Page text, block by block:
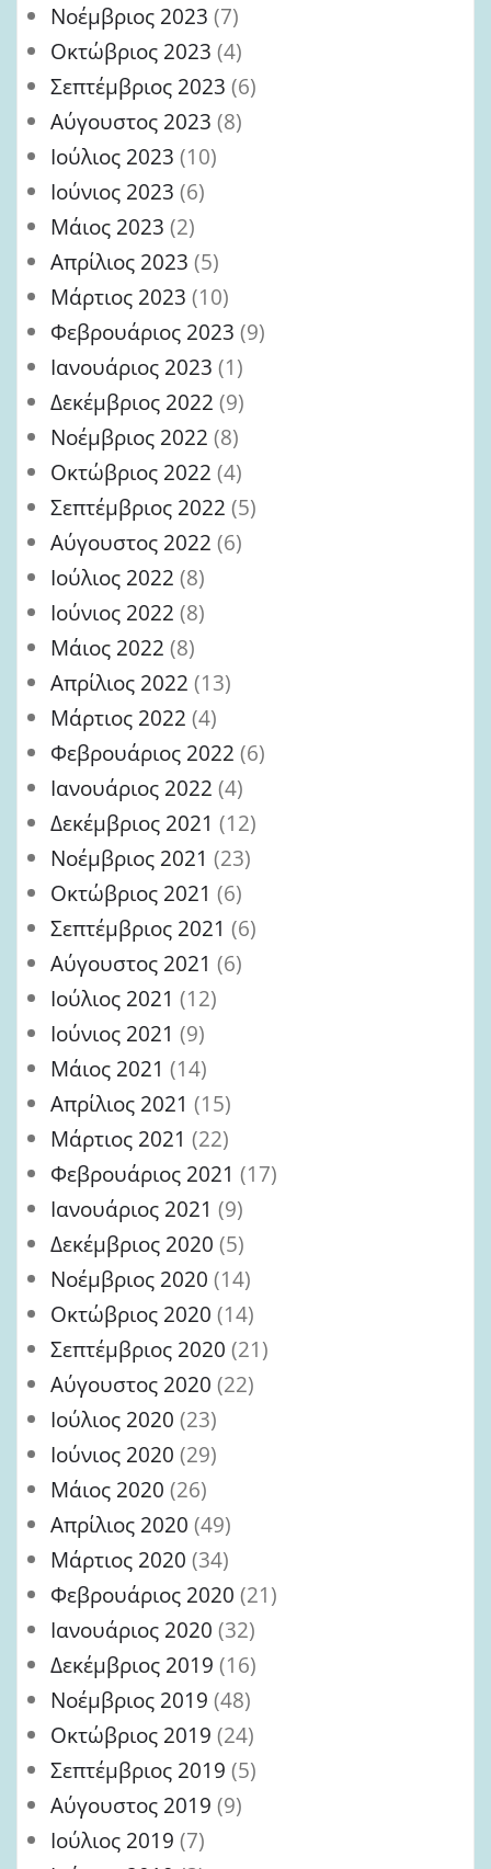
Νοέμβριος 2023 (7)
Οκτώβριος 2023 (4)
Σεπτέμβριος 2023 (6)
Αύγουστος 2023 (8)
Ιούλιος 2023 (10)
Ιούνιος 2023 (6)
Μάιος 2023 (2)
Απρίλιος 2023 (5)
Μάρτιος 2023 (10)
Φεβρουάριος 2023 (9)
Ιανουάριος 2023 (1)
Δεκέμβριος 2022 (9)
Νοέμβριος 2022 (8)
Οκτώβριος 2022 (4)
Σεπτέμβριος 2022 (5)
Αύγουστος 2022 (6)
Ιούλιος 2022 (8)
Ιούνιος 2022 (8)
Μάιος 2022 (8)
Απρίλιος 2022 (13)
Μάρτιος 2022 (4)
Φεβρουάριος 2022 (6)
Ιανουάριος 2022 (4)
Δεκέμβριος 2021 (12)
Νοέμβριος 2021 (23)
Οκτώβριος 2021 (6)
Σεπτέμβριος 2021 (6)
Αύγουστος 2021 (6)
Ιούλιος 2021 (12)
Ιούνιος 2021 (9)
Μάιος 2021 (14)
Απρίλιος 2021 (15)
Μάρτιος 2021 (22)
Φεβρουάριος 2021 (17)
Ιανουάριος 2021 (9)
Δεκέμβριος 2020 (5)
Νοέμβριος 2020 (14)
Οκτώβριος 2020 (14)
Σεπτέμβριος 2020 (21)
Αύγουστος 2020 (22)
Ιούλιος 2020 (23)
Ιούνιος 2020 (29)
Μάιος 2020 (26)
Απρίλιος 2020 (49)
Μάρτιος 2020 (34)
Φεβρουάριος 2020 (21)
Ιανουάριος 2020 (32)
Δεκέμβριος 2019 (16)
Νοέμβριος 2019 (48)
Οκτώβριος 2019 (24)
Σεπτέμβριος 2019 (5)
Αύγουστος 2019 (9)
Ιούλιος 2019 (7)